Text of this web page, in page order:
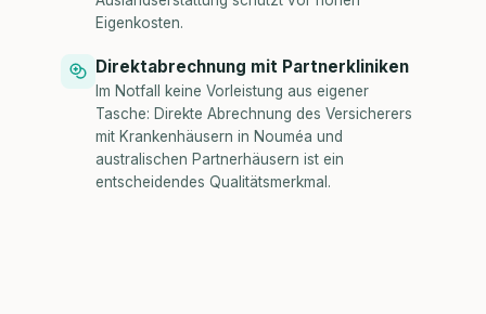
Eigenkosten.
Direktabrechnung mit Partnerkliniken
Im Notfall keine Vorleistung aus eigener
Tasche: Direkte Abrechnung des Versicherers
mit Krankenhäusern in Nouméa und
australischen Partnerhäusern ist ein
entscheidendes Qualitätsmerkmal.